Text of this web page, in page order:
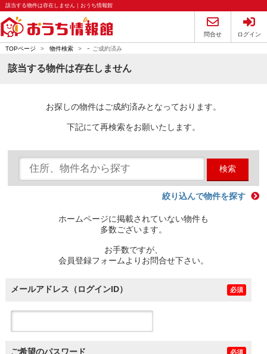
該当する物件は存在しません｜おうち情報館
問合せ ログイン
TOPページ > 物件検索 > - ご成約済み
該当する物件は存在しません
お探しの物件はご成約済みとなっております。
下記にて再検索をお願いたします。
検索
絞り込んで物件を探す
ホームページに掲載されていない物件も
多数ございます。
お手数ですが、
会員登録フォームよりお問合せ下さい。
メールアドレス（ログインID） 必須
ご希望のパスワード 必須